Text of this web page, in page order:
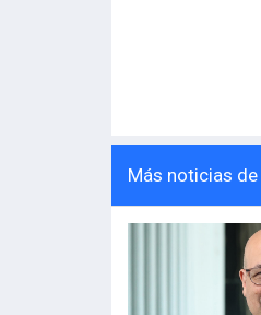
Más noticias de